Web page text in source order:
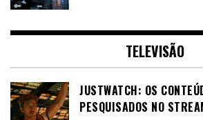
TELEVISÃO
JUSTWATCH: OS
PESQUISADOS NO